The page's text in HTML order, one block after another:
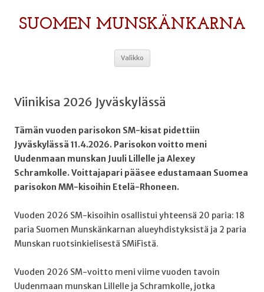
SUOMEN MUNSKÄNKARNA
Valikko Siirry
Viinikisa 2026 Jyväskylässä
Tämän vuoden parisokon SM-kisat pidettiin
Jyväskylässä 11.4.2026. Parisokon voitto meni
Uudenmaan munskan Juuli Lillelle ja Alexey
Schramkolle. Voittajapari pääsee edustamaan Suomea
parisokon MM-kisoihin Etelä-Rhoneen.
Vuoden 2026 SM-kisoihin osallistui yhteensä 20 paria: 18
paria Suomen Munskänkarnan alueyhdistyksistä ja 2 paria
Munskan ruotsinkielisestä SMiFistä.
Vuoden 2026 SM-voitto meni viime vuoden tavoin
Uudenmaan munskan Lillelle ja Schramkolle, jotka